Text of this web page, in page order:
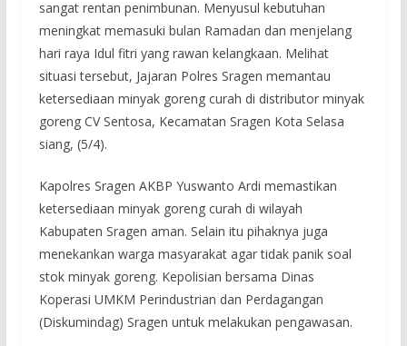
sangat rentan penimbunan. Menyusul kebutuhan
meningkat memasuki bulan Ramadan dan menjelang
hari raya Idul fitri yang rawan kelangkaan. Melihat
situasi tersebut, Jajaran Polres Sragen memantau
ketersediaan minyak goreng curah di distributor minyak
goreng CV Sentosa, Kecamatan Sragen Kota Selasa
siang, (5/4).
Kapolres Sragen AKBP Yuswanto Ardi memastikan
ketersediaan minyak goreng curah di wilayah
Kabupaten Sragen aman. Selain itu pihaknya juga
menekankan warga masyarakat agar tidak panik soal
stok minyak goreng. Kepolisian bersama Dinas
Koperasi UMKM Perindustrian dan Perdagangan
(Diskumindag) Sragen untuk melakukan pengawasan.